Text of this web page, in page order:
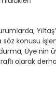
söz konusu
olarak